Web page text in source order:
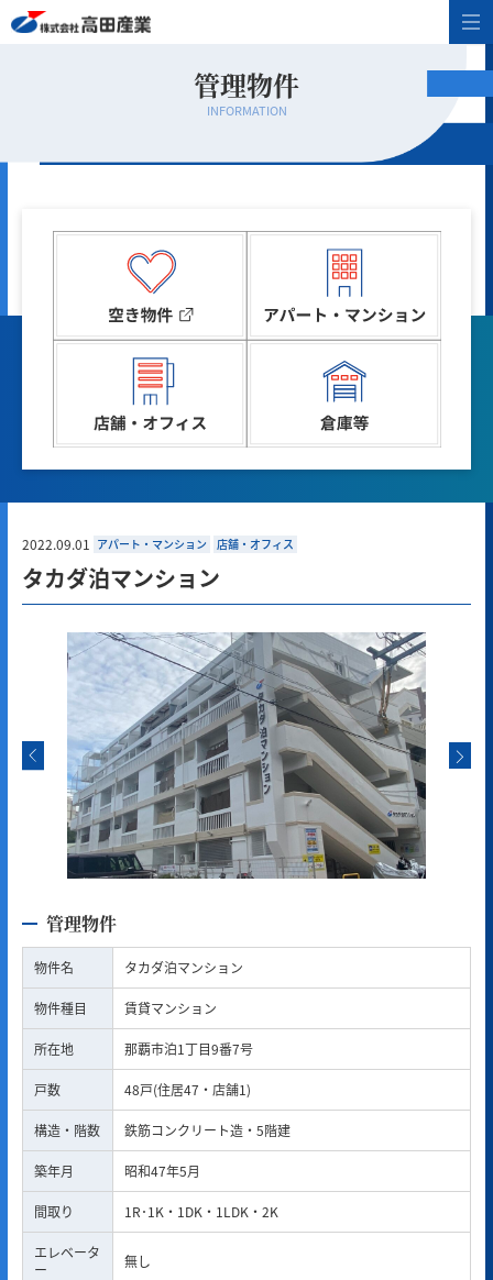
管理物件
INFORMATION
2022.09.01 アパート・マンション 店舗・オフィス
タカダ泊マンション
管理物件
物件名 タカダ泊マンション
物件種目 賃貸マンション
所在地 那覇市泊1丁目9番7号
戸数 48戸(住居47・店舗1)
構造・階数 鉄筋コンクリート造・5階建
築年月 昭和47年5月
間取り 1R･1K・1DK・1LDK・2K
エレベータ
ー
無し